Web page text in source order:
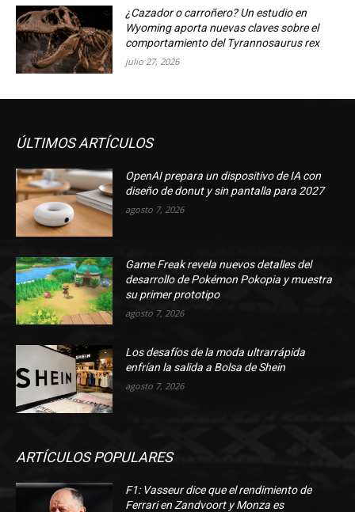
¿Cazador o carroñero? Un estudio en
Wyoming aporta nuevas claves sobre el
comportamiento del Tyrannosaurus rex
julio 27, 2026
ÚLTIMOS ARTÍCULOS
OpenAI prepara un dispositivo de IA con
diseño de donut y sin pantalla para 2027
agosto 7, 2026
Game Freak revela nuevos detalles del
desarrollo de Pokémon Pokopia y muestra
su primer prototipo
agosto 7, 2026
Los desafíos de la moda ultrarrápida
enfrían la salida a Bolsa de Shein
agosto 7, 2026
ARTÍCULOS POPULARES
F1: Vasseur dice que el rendimiento de
Ferrari en Zandvoort y Monza es